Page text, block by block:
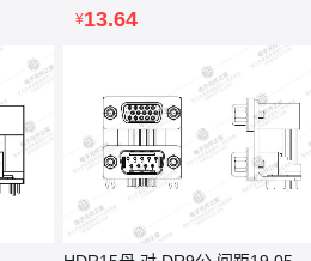
¥13.64